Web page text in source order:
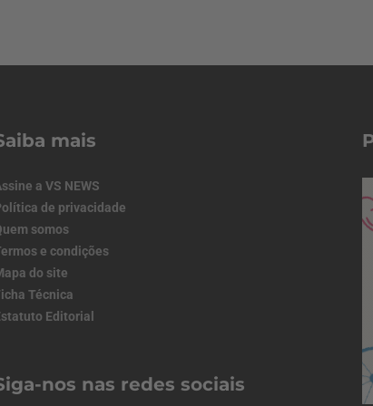
mais
a VS NEWS
de privacidade
somos
e condições
do site
Técnica
Editorial
nos nas redes sociais